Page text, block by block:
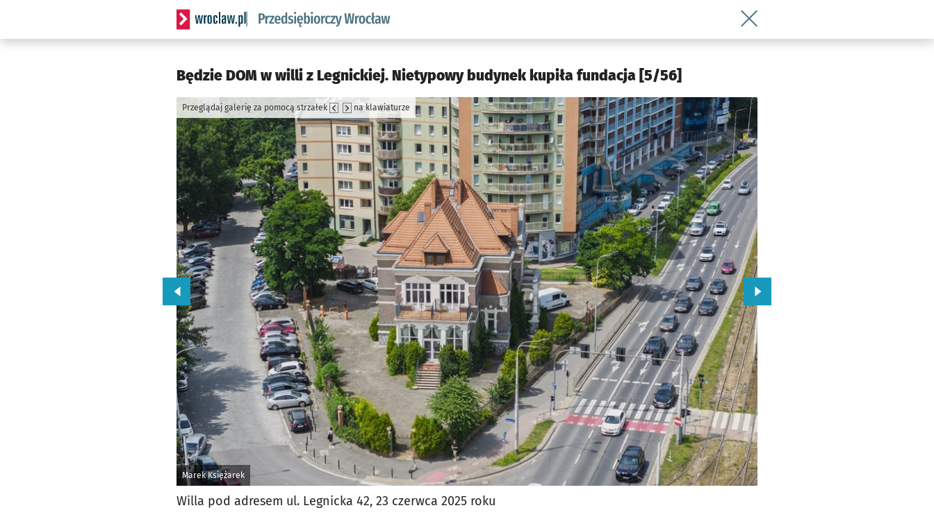
Serwis informacyjny wroclaw.pl podserwis: Strategia rozwoju przedsiębiorczości miasta Wrocławia
Wróć do artykułu Będzie DOM w willi
Będzie DOM w willi z Legnickiej. Nietypowy budynek kupiła fundacja [5/56]
Marek Księżarek
Przeglądaj galerię za pomocą strzałek na klawiaturze
Przejdź do poprzedniego zdjęcia. Przejdź do kolejnego zdjęcia.
Willa pod adresem ul. Legnicka 42, 23 czerwca 2025 roku